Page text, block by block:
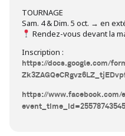
TOURNAGE
Sam. 4 & Dim. 5 oct. → en
Rendez-vous devant la
Inscription :
https://docs.google.com/
https://www.facebook.com/